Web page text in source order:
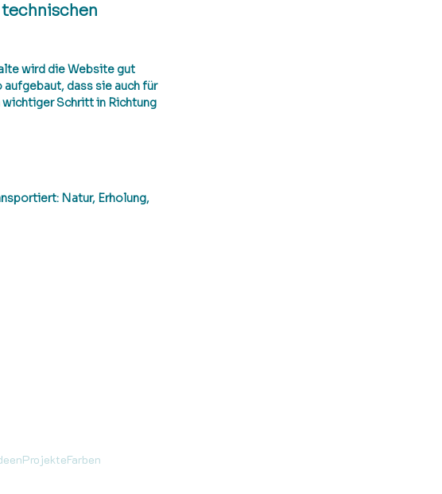
wird die Website gut
dass sie auch für
Schritt in Richtung
Natur, Erholung,
ProjekteFarben